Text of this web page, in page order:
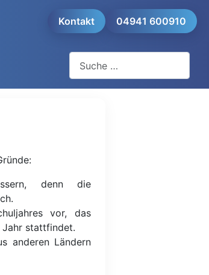
Kontakt 04941 600910
denn die
vor, das
Jahr stattfindet.
anderen Ländern